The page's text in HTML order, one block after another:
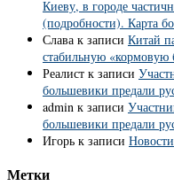
Киеву, в городе
(подробности). Карта
Слава к записи Китай
стабильную «кормовую
Реалист к записи
большевики предали
admin к записи
большевики предали
Игорь к записи
Метки